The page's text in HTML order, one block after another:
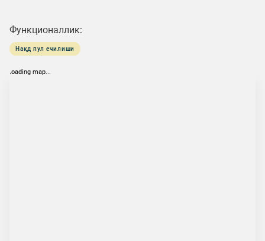
Функционаллик:
Нақд пул ечилиши
loading map...